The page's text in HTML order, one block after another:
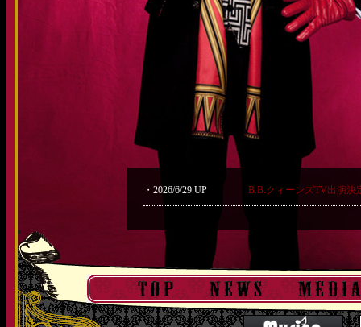
・2026/6/29 UP B.B.クィーンズTV出演決